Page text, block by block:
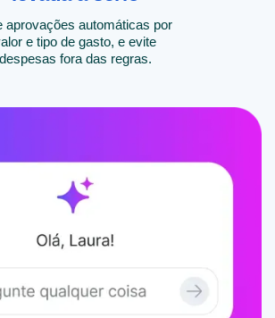
aprovações automáticas por
e tipo de gasto, e evite
despesas fora das regras.